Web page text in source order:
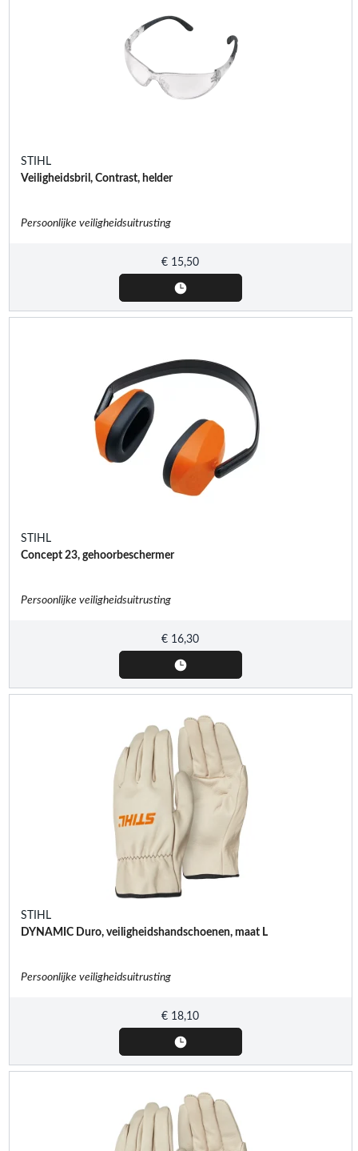
STIHL
Veiligheidsbril, Contrast, helder
Persoonlijke veiligheidsuitrusting
€ 15,50
STIHL
Concept 23, gehoorbeschermer
Persoonlijke veiligheidsuitrusting
€ 16,30
STIHL
DYNAMIC Duro, veiligheidshandschoenen, maat L
Persoonlijke veiligheidsuitrusting
€ 18,10